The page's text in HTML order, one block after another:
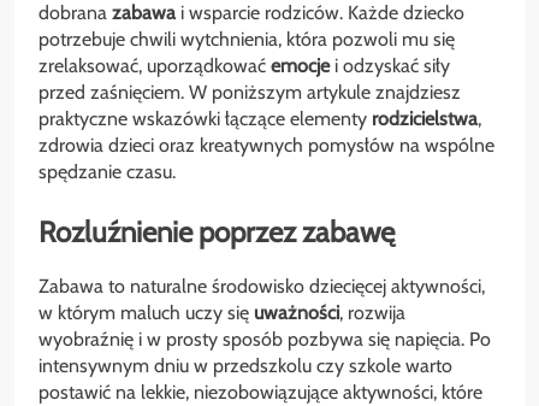
dobrana zabawai wsparcie rodziców. Każde dziecko
potrzebuje chwili wytchnienia, która pozwoli mu się
zrelaksować, uporządkować emocjei odzyskać siły
przed zaśnięciem. W poniższym artykule znajdziesz
praktyczne wskazówki łączące elementy rodzicielstwa,
zdrowia dzieci oraz kreatywnych pomysłów na wspólne
spędzanie czasu.
Rozluźnienie poprzez zabawę
Zabawa to naturalne środowisko dziecięcej aktywności,
w którym maluch uczy się uważności, rozwija
wyobraźnię i w prosty sposób pozbywa się napięcia. Po
intensywnym dniu w przedszkolu czy szkole warto
postawić na lekkie, niezobowiązujące aktywności, które